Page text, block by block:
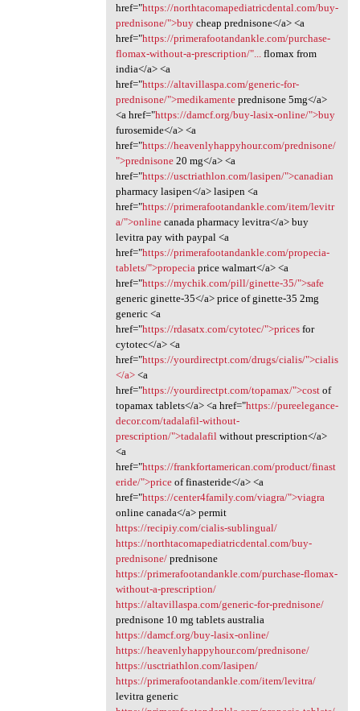
href="https://northtacomapediatricdental.com/buy-
prednisone/">buycheap prednisone</a> <a
href="https://primerafootandankle.com/purchase-
flomax-without-a-prescription/"...
flomax from
india</a> <a
href="https://altavillaspa.com/generic-for-
prednisone/">medikamenteprednisone 5mg</a>
<a href="https://damcf.org/buy-lasix-online/">buy
furosemide</a> <a
href="https://heavenlyhappyhour.com/prednisone/
">prednisone20 mg</a> <a
href="https://usctriathlon.com/lasipen/">canadian
pharmacy lasipen</a> lasipen <a
href="https://primerafootandankle.com/item/levitr
a/">onlinecanada pharmacy levitra</a> buy
levitra pay with paypal <a
href="https://primerafootandankle.com/propecia-
tablets/">propecia price walmart</a> <a
href="https://mychik.com/pill/ginette-35/">safe
generic ginette-35</a> price of ginette-35 2mg
generic <a
href="https://rdasatx.com/cytotec/">pricesfor
cytotec</a> <a
href="https://yourdirectpt.com/drugs/cialis/">cialis
</a><a
href="https://yourdirectpt.com/topamax/">costof
topamax tablets</a> <a href="https://pureelegance-
decor.com/tadalafil-without-
prescription/">tadalafil without prescription</a>
<a
href="https://frankfortamerican.com/product/finast
eride/">priceof finasteride</a> <a
href="https://center4family.com/viagra/">viagra
online canada</a> permit
https://recipiy.com/cialis-sublingual/
https://northtacomapediatricdental.com/buy-
prednisone/prednisone
https://primerafootandankle.com/purchase-flomax-
without-a-prescription/
https://altavillaspa.com/generic-for-prednisone/
prednisone 10 mg tablets australia
https://damcf.org/buy-lasix-online/
https://heavenlyhappyhour.com/prednisone/
https://usctriathlon.com/lasipen/
https://primerafootandankle.com/item/levitra/
levitra generic